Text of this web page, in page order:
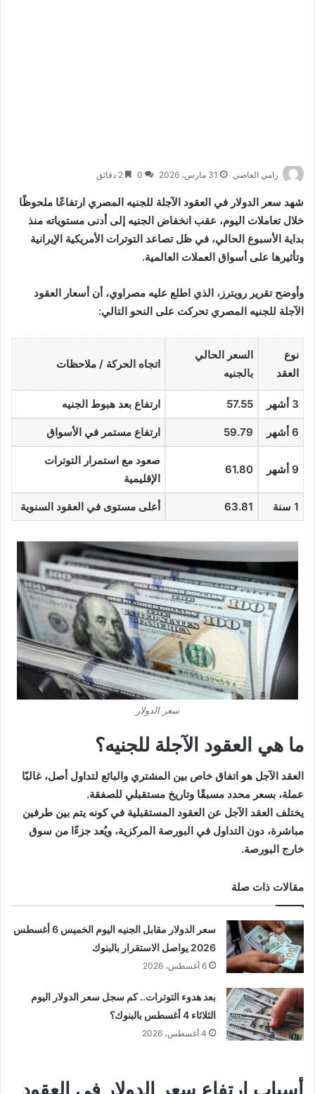
رامي العاصي 31 مارس، 2026 0
شهد سعر الدولار في العقود الآجلة للجنيه المصري ارتفاعًا ملحوظًا
خلال تعاملات اليوم، عقب انخفاض الجنيه إلى أدنى مستوياته منذ
بداية الأسبوع الحالي، في ظل تصاعد التوترات الأمريكية الإيرانية
وتأثيرها على أسواق العملات العالمية.
وأوضح تقرير رويترز، الذي اطلع عليه مصراوي، أن أسعار العقود
الآجلة للجنيه المصري تحركت على النحو التالي:
نوع
العقد
السعر الحالي
بالجنيه
اتجاه الحركة / ملاحظات
3 أشهر 57.55 ارتفاع بعد هبوط الجنيه
6 أشهر 59.79 ارتفاع مستمر في الأسواق
9 أشهر 61.80
صعود مع استمرار التوترات
الإقليمية
1 سنة 63.81 أعلى مستوى في العقود السنوية
سعر الدولار
ما هي العقود الآجلة للجنيه؟
العقد الآجل هو اتفاق خاص بين المشتري والبائع لتداول أصل، غالبًا
عملة، بسعر محدد مسبقًا وتاريخ مستقبلي للصفقة.
يختلف العقد الآجل عن العقود المستقبلية في كونه يتم بين طرفين
مباشرة، دون التداول في البورصة المركزية، ويُعد جزءًا من سوق
خارج البورصة.
مقالات ذات صلة
سعر الدولار مقابل الجنيه اليوم الخميس 6 أغسطس
2026 يواصل الاستقرار بالبنوك
6 أغسطس، 2026
بعد هدوء التوترات.. كم سجل سعر الدولار اليوم
الثلاثاء 4 أغسطس بالبنوك؟
4 أغسطس، 2026